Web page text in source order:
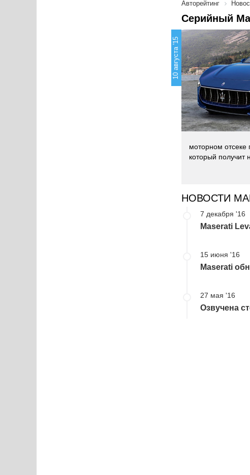
Авторейтинг
Серийный
10 августа '15
моторном отсеке
который получит
НОВОСТИ
7 декабря '16
Maserati
15 июня '16
Maserati
27 мая '16
Озвучена